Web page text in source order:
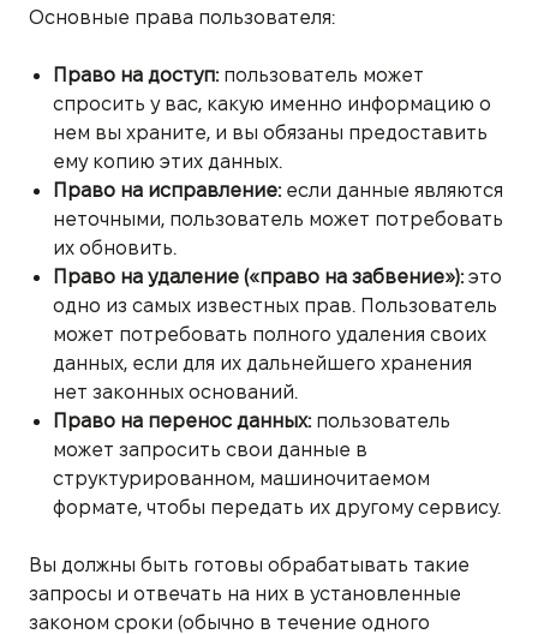
Основные права пользователя:
Право на доступ:пользователь может
спросить у вас, какую именно информацию о
нем вы храните, и вы обязаны предоставить
ему копию этих данных.
Право на исправление:если данные являются
неточными, пользователь может потребовать
их обновить.
Право на удаление («право на забвение»):это
одно из самых известных прав. Пользователь
может потребовать полного удаления своих
данных, если для их дальнейшего хранения
нет законных оснований.
Право на перенос данных:пользователь
может запросить свои данные в
структурированном, машиночитаемом
формате, чтобы передать их другому сервису.
Вы должны быть готовы обрабатывать такие
запросы и отвечать на них в установленные
законом сроки (обычно в течение одного